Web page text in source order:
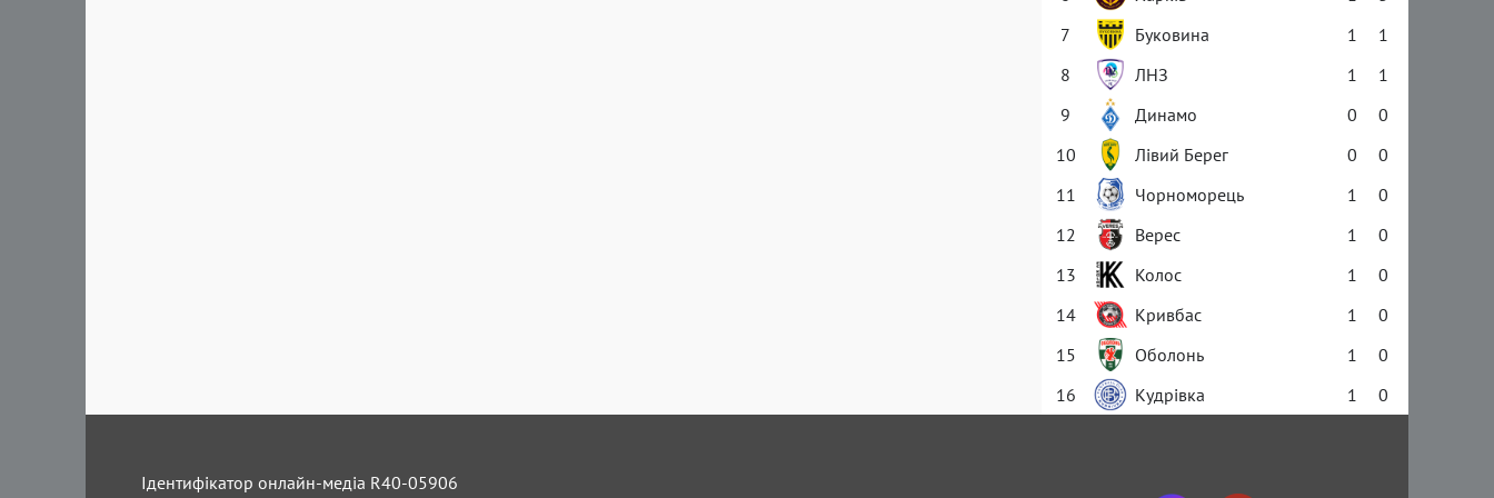
7
Буковина 1
1
8
ЛНЗ 1
1
9
Динамо 0
0
10
Лівий Берег 0
0
11
Чорноморець 1
0
12
Верес 1
0
13
Колос 1
0
14
Кривбас 1
0
15
Оболонь 1
0
16
Кудрівка 1 0
Ідентифікатор онлайн-медіа R40-05906